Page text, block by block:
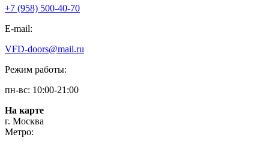
+7 (958) 500-40-70
E-mail:
VFD-doors@mail.ru
Режим работы:
пн-вс: 10:00-21:00
На карте
г. Москва
Метро: